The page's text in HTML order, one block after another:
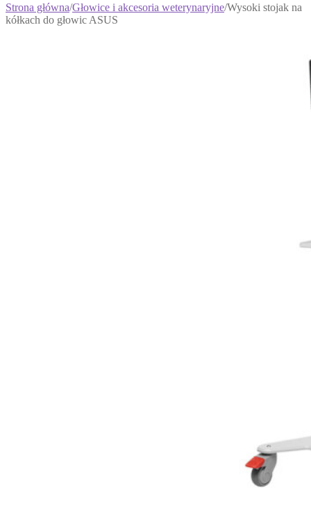
Strona główna/Głowice i akcesoria weterynaryjne/Wysoki stojak na
kółkach do głowic ASUS